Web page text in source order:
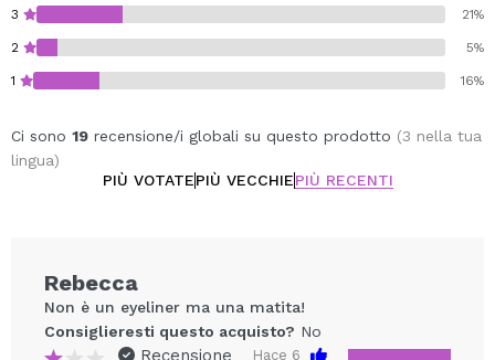
3 21%
2 5%
1 16%
Ci sono 19 recensione/i globali su questo prodotto (3 nella tua
lingua)
PIÙ VOTATEPIÙ VECCHIEPIÙ RECENTI
Rebecca
Non è un eyeliner ma una matita!
Consiglieresti questo acquisto? No
Recensione Hace 6